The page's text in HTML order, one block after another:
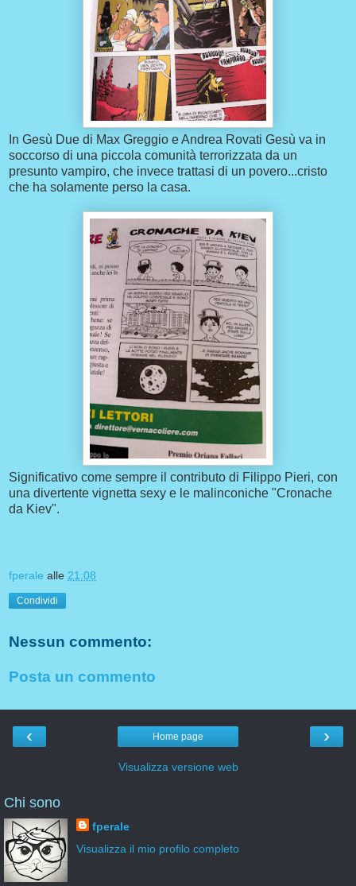
In Gesù Due di Max Greggio e Andrea Rovati Gesù va in
soccorso di una piccola comunità terrorizzata da un
presunto vampiro, che invece trattasi di un povero...cristo
che ha solamente perso la casa.
Significativo come sempre il contributo di Filippo Pieri, con
una divertente vignetta sexy e le malinconiche "Cronache
da Kiev".
fperale alle 21:08
Condividi
Nessun commento:
Posta un commento
‹ ›
Home page
Visualizza versione web
Chi sono
fperale
Visualizza il mio profilo completo